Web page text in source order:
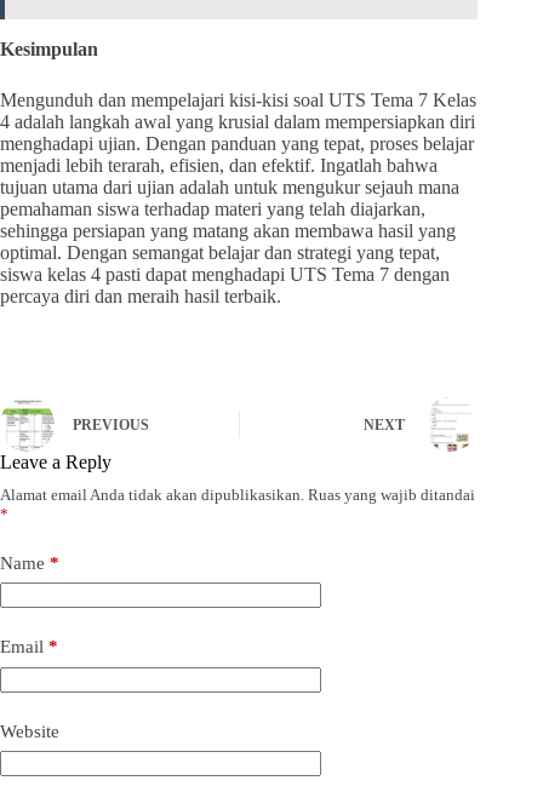
Kesimpulan
Mengunduh dan mempelajari kisi-kisi soal UTS Tema 7 Kelas
4 adalah langkah awal yang krusial dalam mempersiapkan diri
menghadapi ujian. Dengan panduan yang tepat, proses belajar
menjadi lebih terarah, efisien, dan efektif. Ingatlah bahwa
tujuan utama dari ujian adalah untuk mengukur sejauh mana
pemahaman siswa terhadap materi yang telah diajarkan,
sehingga persiapan yang matang akan membawa hasil yang
optimal. Dengan semangat belajar dan strategi yang tepat,
siswa kelas 4 pasti dapat menghadapi UTS Tema 7 dengan
percaya diri dan meraih hasil terbaik.
PREVIOUS NEXT
Leave a Reply
Alamat email Anda tidak akan dipublikasikan. Ruas yang wajib ditandai
*
Name *
Email *
Website